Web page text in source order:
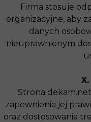
Firma stosuje
organizacyjne, aby
danych
nieuprawnionym
Strona
zapewnienia jej
oraz dostosowania